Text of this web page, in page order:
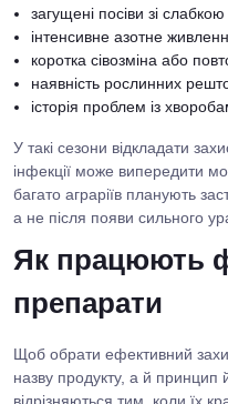
загущені посіви зі
інтенсивне азотне
коротка сівозміна або
наявність рослинних
історія проблем із
У такі сезони відкладати
інфекції може випередити
багато аграріїв планують
а не після появи сильного
Як працюють
препарати
Щоб обрати ефективний
назву продукту, а й принцип
відрізняються тим, коли їх